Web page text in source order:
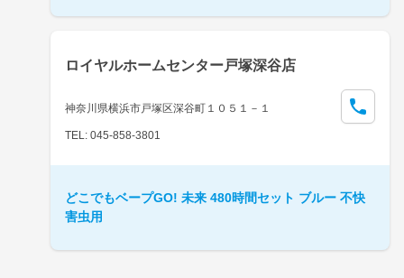
ロイヤルホームセンター戸塚深谷店
神奈川県横浜市戸塚区深谷町１０５１－１
TEL: 045-858-3801
どこでもベープGO! 未来 480時間セット ブルー 不快
害虫用